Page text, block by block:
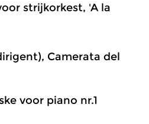
strijkorkest, 'A la
Camerata del
voor piano nr.1